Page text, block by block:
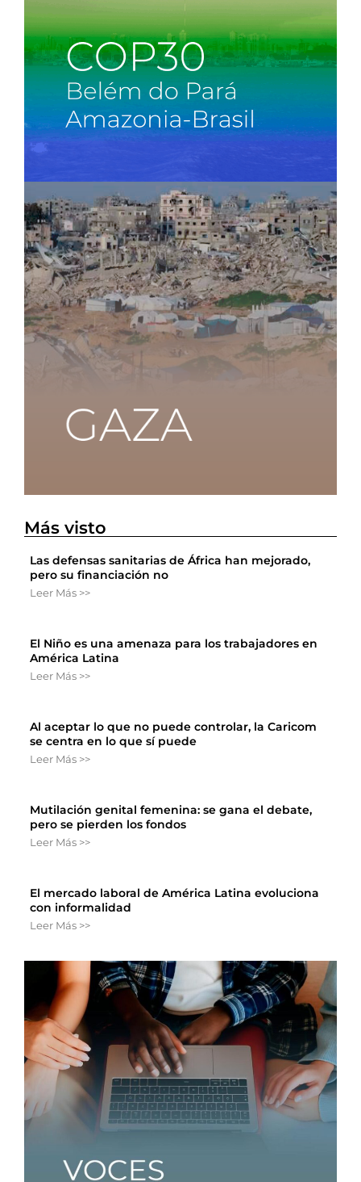
Más visto
Las defensas sanitarias de África han mejorado,
pero su financiación no
Leer Más >>
El Niño es una amenaza para los trabajadores en
América Latina
Leer Más >>
Al aceptar lo que no puede controlar, la Caricom
se centra en lo que sí puede
Leer Más >>
Mutilación genital femenina: se gana el debate,
pero se pierden los fondos
Leer Más >>
El mercado laboral de América Latina evoluciona
con informalidad
Leer Más >>